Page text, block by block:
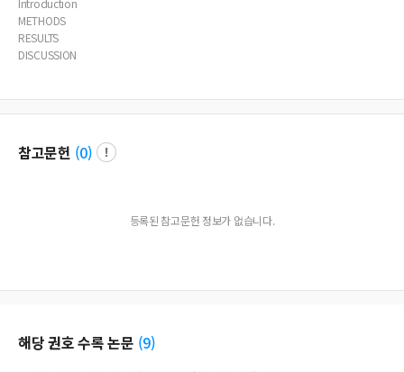
Introduction
METHODS
RESULTS
DISCUSSION
참고문헌 (0)
등록된 참고문헌 정보가 없습니다.
해당 권호 수록 논문 (9)